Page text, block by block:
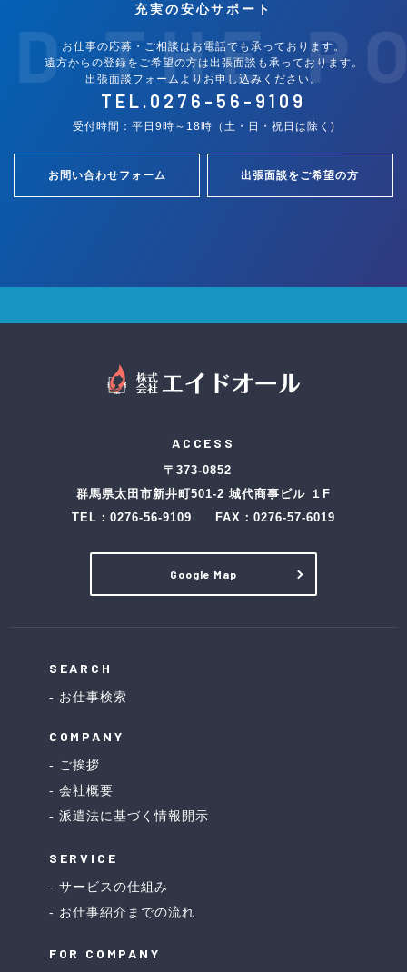
THE
充実の安心サポート
お仕事の応募・ご相談はお電話でも承っております。
遠方からの登録をご希望の方は出張面談も承っております。
出張面談フォームよりお申し込みください。
TEL. 0276-56-9109
受付時間：平日9時～18時（土・日・祝日は除く)
お問い合わせフォーム 出張面談をご希望の方
ACCESS
〒373-0852
群馬県太田市新井町501-2 城代商事ビル １F
TEL： 0276-56-9109 FAX：0276-57-6019
Google Map
SEARCH
お仕事検索
COMPANY
ご挨拶
会社概要
派遣法に基づく情報開示
SERVICE
サービスの仕組み
お仕事紹介までの流れ
FOR COMPANY